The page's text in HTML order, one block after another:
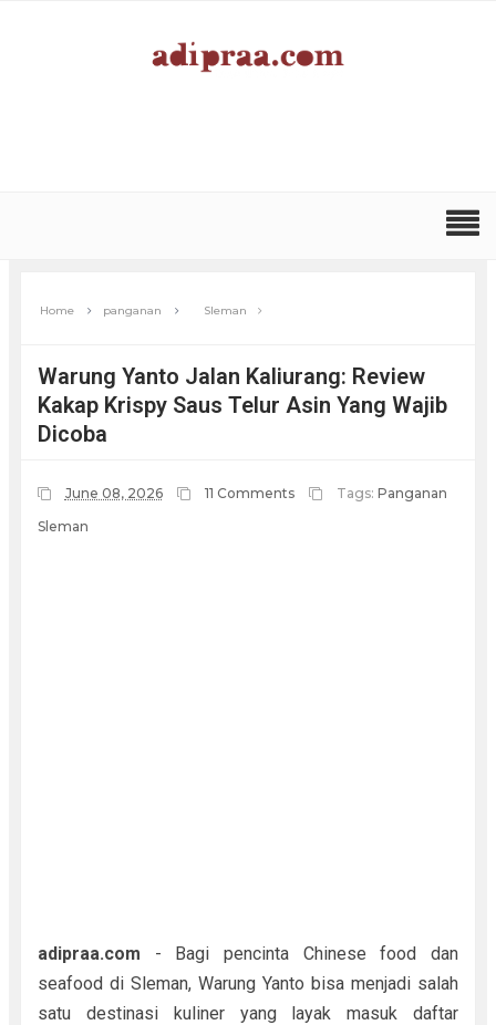
Home panganan Sleman
Warung Yanto Jalan Kaliurang: Review
Kakap Krispy Saus Telur Asin Yang Wajib
Dicoba
June 08, 2026 11 Comments Tags: Panganan
Sleman
adipraa.com - Bagi pencinta Chinese food dan
seafood di Sleman, Warung Yanto bisa menjadi salah
satu destinasi kuliner yang layak masuk daftar